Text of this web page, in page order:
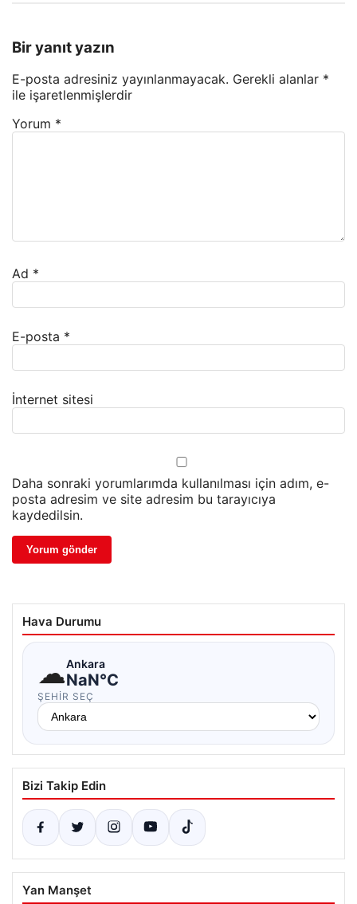
Bir yanıt yazın
E-posta adresiniz yayınlanmayacak. Gerekli alanlar *
ile işaretlenmişlerdir
Yorum *
Ad *
E-posta *
İnternet sitesi
Daha sonraki yorumlarımda kullanılması için adım, e-
posta adresim ve site adresim bu tarayıcıya
kaydedilsin.
Hava Durumu
☁Ankara
NaN°C
ŞEHIR SEÇ
Bizi Takip Edin
Yan Manşet